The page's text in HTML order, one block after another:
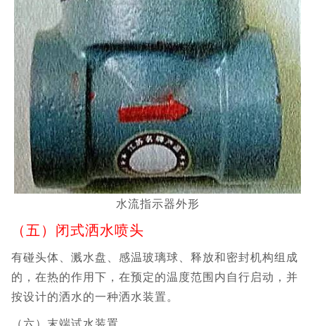
水流指示器外形
（五）闭式洒水喷头
有碰头体、溅水盘、感温玻璃球、释放和密封机构组成
的，在热的作用下，在预定的温度范围内自行启动，并
按设计的洒水的一种洒水装置。